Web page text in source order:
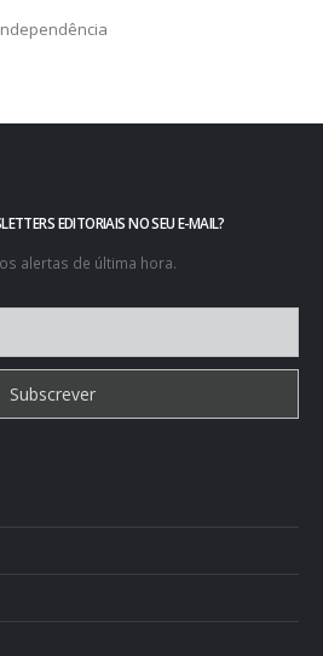
EDITORIAIS NO SEU E-MAIL?
alertas de última hora.